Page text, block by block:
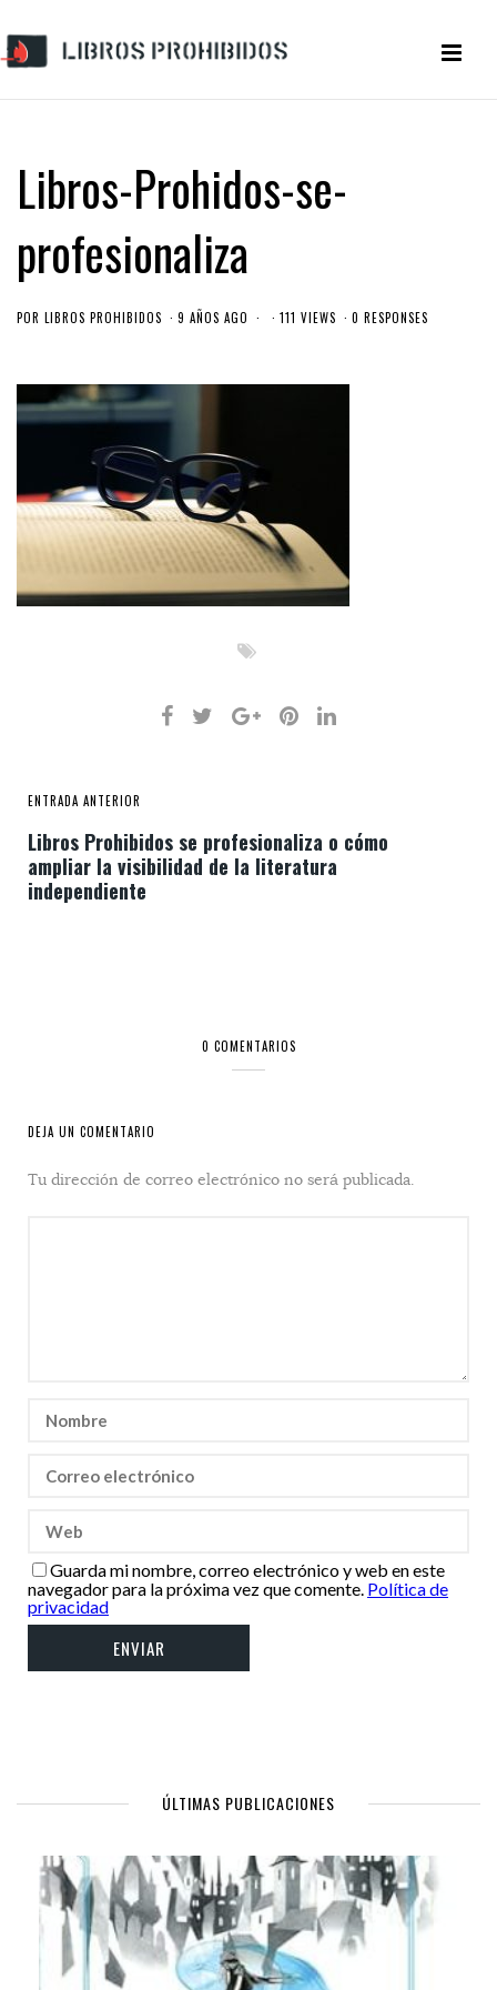
Libros-Prohidos-se-
profesionaliza
POR LIBROS PROHIBIDOS 9 AÑOS AGO 111 VIEWS 0 RESPONSES
ENTRADA ANTERIOR
Libros Prohibidos se profesionaliza o cómo
ampliar la visibilidad de la literatura
independiente
0 COMENTARIOS
DEJA UN COMENTARIO
Tu dirección de correo electrónico no será publicada.
Guarda mi nombre, correo electrónico y web en este
navegador para la próxima vez que comente. Política de
privacidad
ÚLTIMAS PUBLICACIONES